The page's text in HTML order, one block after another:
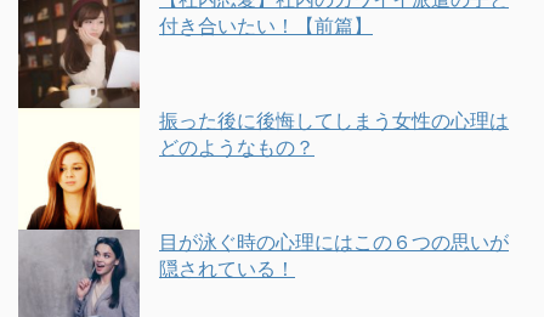
付き合いたい！【前篇】
振った後に後悔してしまう女性の心理は
どのようなもの？
目が泳ぐ時の心理にはこの６つの思いが
隠されている！